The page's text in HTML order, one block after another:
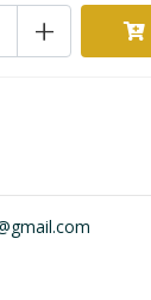
+